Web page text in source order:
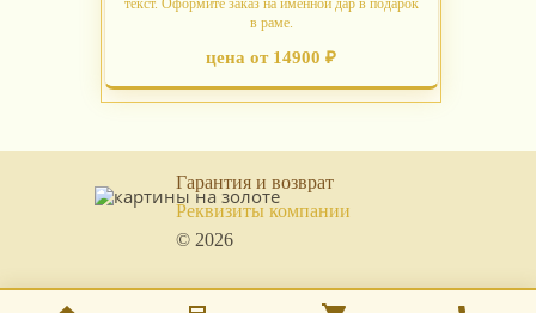
текст. Оформите заказ на именной дар в подарок
в раме.
цена от 14900 ₽
Гарантия и возврат
Реквизиты компании
© 2026